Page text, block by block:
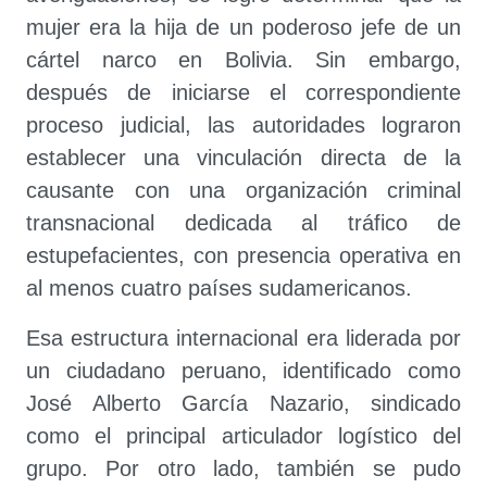
mujer era la hija de un poderoso jefe de un
cártel narco en Bolivia. Sin embargo,
después de iniciarse el correspondiente
proceso judicial, las autoridades lograron
establecer una vinculación directa de la
causante con una organización criminal
transnacional dedicada al tráfico de
estupefacientes, con presencia operativa en
al menos cuatro países sudamericanos.
Esa estructura internacional era liderada por
un ciudadano peruano, identificado como
José Alberto García Nazario, sindicado
como el principal articulador logístico del
grupo. Por otro lado, también se pudo